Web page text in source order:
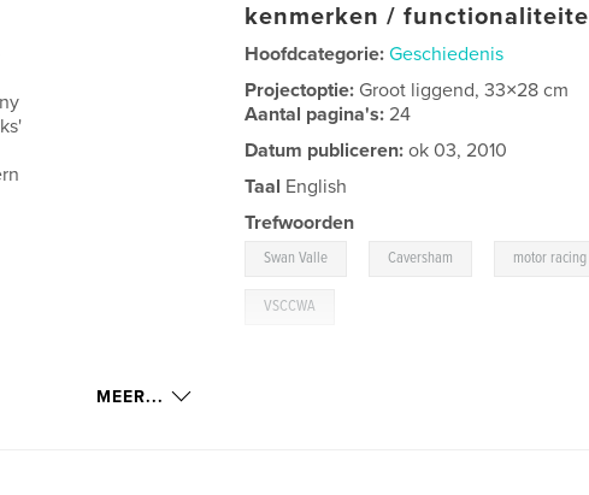
kenmerken /
Hoofdcategorie: Geschiedenis
Projectoptie: Groot liggend, 33×28 cm
Aantal pagina's:24
Datum publiceren: ok 03, 2010
Taal English
Trefwoorden
Swan Valle Caversham motor racing
VSCCWA
MEER...